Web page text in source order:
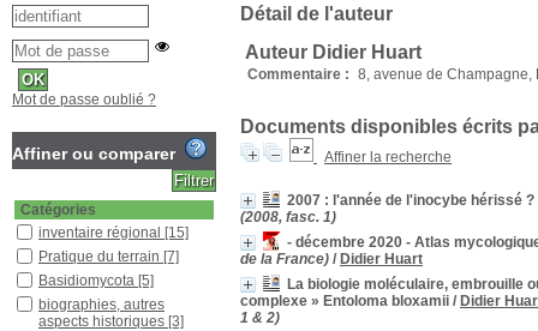
Détail de l'auteur
Auteur Didier Huart
Commentaire : 8, avenue de Champagne,
Documents disponibles écrits
Affiner la recherche
2007 : l'année de l'inocybe hérissé ?
(2008, fasc. 1)
- décembre 2020 - Atlas
de la France) / Didier Huart
La biologie moléculaire, embrouille
complexe » Entoloma bloxamii / Didier
1 & 2)
Mot de passe oublié ?
Affiner ou comparer
Catégories
inventaire régional [15]
Pratique du terrain [7]
Basidiomycota [5]
biographies, autres
aspects historiques [3]